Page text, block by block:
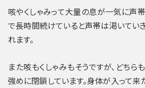
咳やくしゃみって大量の息が一気に声
で長時間続けていると声帯は渇いてい
れます。
また咳もくしゃみもそうですが、どちら
強めに閉鎖しています。身体が入って来